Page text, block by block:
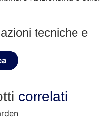
tecniche e
correlati